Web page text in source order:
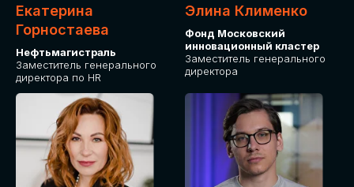
Екатерина
Горностаева
Нефтьмагистраль
Заместитель генерального
директора по HR
Элина Клименко
Фонд Московский
инновационный кластер
Заместитель генерального
директора
Приглашаем стать партнером GLOBAL
TECH FORUM и презентовать ваши
решения целевой аудитории. Будем
рады сотрудничеству!
ПОДАТЬ ЗАЯВКУ